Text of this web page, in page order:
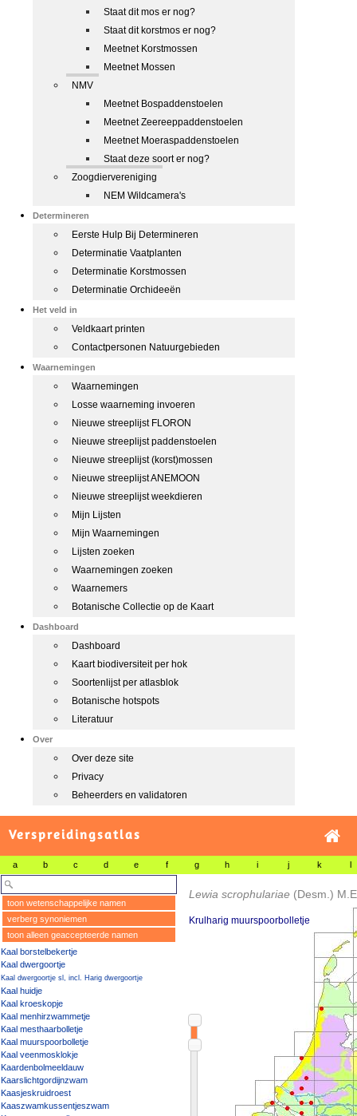
Staat dit mos er nog?
Staat dit korstmos er nog?
Meetnet Korstmossen
Meetnet Mossen
NMV
Meetnet Bospaddenstoelen
Meetnet Zeereeppaddenstoelen
Meetnet Moeraspaddenstoelen
Staat deze soort er nog?
Zoogdiervereniging
NEM Wildcamera's
Determineren
Eerste Hulp Bij Determineren
Determinatie Vaatplanten
Determinatie Korstmossen
Determinatie Orchideeën
Het veld in
Veldkaart printen
Contactpersonen Natuurgebieden
Waarnemingen
Waarnemingen
Losse waarneming invoeren
Nieuwe streeplijst FLORON
Nieuwe streeplijst paddenstoelen
Nieuwe streeplijst (korst)mossen
Nieuwe streeplijst ANEMOON
Nieuwe streeplijst weekdieren
Mijn Lijsten
Mijn Waarnemingen
Lijsten zoeken
Waarnemingen zoeken
Waarnemers
Botanische Collectie op de Kaart
Dashboard
Dashboard
Kaart biodiversiteit per hok
Soortenlijst per atlasblok
Botanische hotspots
Literatuur
Over
Over deze site
Privacy
Beheerders en validatoren
Verspreidingsatlas
a b c d e f g h i j k l
toon wetenschappelijke namen
verberg synoniemen
toon alleen geaccepteerde namen
Kaal borstelbekertje
Kaal dwergoortje
Kaal dwergoortje sl, incl. Harig dwergoortje
Kaal huidje
Kaal kroeskopje
Kaal menhirzwammetje
Kaal mesthaarbolletje
Kaal muurspoorbolletje
Kaal veenmosklokje
Kaardenbolmeeldauw
Kaarslichtgordijnzwam
Kaasjeskruidroest
Kaaszwamkussentjeszwam
Lewia scrophulariae (Desm.)
Krulharig muurspoorbolletje